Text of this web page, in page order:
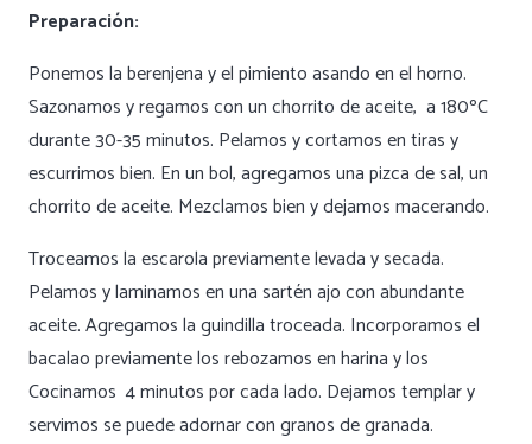
Preparación:
Ponemos laberenjena y el pimiento asando en el horno.
Sazonamos y regamos con un chorrito de aceite, a 180ºC
durante 30-35 minutos. Pelamos y cortamos en tiras y
escurrimos bien. En un bol, agregamos una pizca de sal, un
chorrito de aceite. Mezclamos bien y dejamos macerando.
Troceamos la escarola previamente levada y secada.
Pelamos y laminamos en una sartén ajo con abundante
aceite. Agregamos la guindilla troceada. Incorporamos el
bacalao previamente los rebozamos en harina y los
Cocinamos 4 minutos por cada lado. Dejamos templar y
servimos se puede adornar con granos de granada.